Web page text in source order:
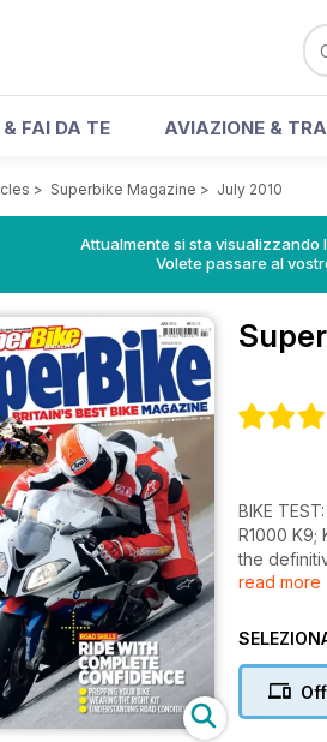
& FAI DA TE AVIAZIONE &
> Superbike Magazine > July 2010
Attualmente si sta visualizzando
Volete passare al
BIKE
R1000 K9;
the
SHANE
read more